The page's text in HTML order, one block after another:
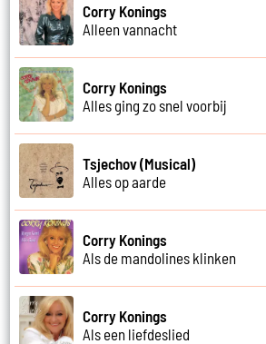
Corry Konings
Alleen vannacht
Corry Konings
Alles ging zo snel voorbij
Tsjechov (Musical)
Alles op aarde
Corry Konings
Als de mandolines klinken
Corry Konings
Als een liefdeslied